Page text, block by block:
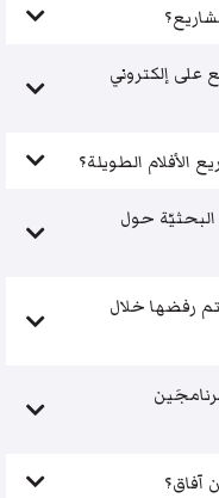
إلكتروني
الأفلام الطويلة؟
حول
رفضها خلال